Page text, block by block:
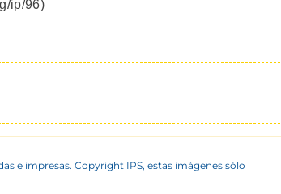
ip/96)
e impresas. Copyright IPS, estas imágenes sólo